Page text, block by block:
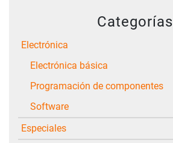
Categorías
Electrónica
Electrónica básica
Programación de componentes
Software
Especiales